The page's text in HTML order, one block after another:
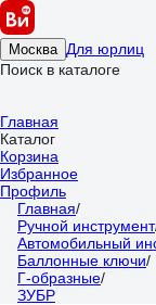
Москва Для юрлиц
Поиск в каталоге
Главная
Каталог
Корзина
Избранное
Профиль
Главная/
Ручной инструмент
Автомобильный
Баллонные ключи/
Г-образные/
ЗУБР